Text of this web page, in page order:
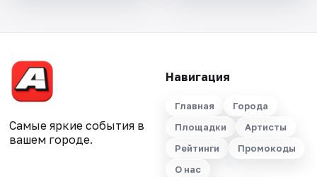
Самые яркие события в
вашем городе.
Навигация
Главная
Города
Площадки
Артисты
Рейтинги
Промокоды
О нас